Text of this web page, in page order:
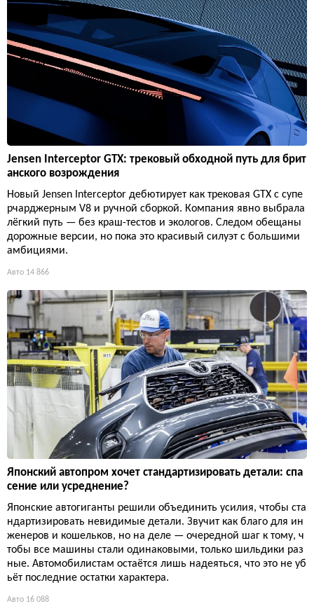
Jensen Interceptor GTX: трековый обходной путь для брит
анского возрождения
Новый Jensen Interceptor дебютирует как трековая GTX с супе
рчарджерным V8 и ручной сборкой. Компания явно выбрала
лёгкий путь — без краш-тестов и экологов. Следом обещаны
дорожные версии, но пока это красивый силуэт с большими
амбициями.
Авто 14 866
Японский автопром хочет стандартизировать детали: спа
сение или усреднение?
Японские автогиганты решили объединить усилия, чтобы ста
ндартизировать невидимые детали. Звучит как благо для ин
женеров и кошельков, но на деле — очередной шаг к тому, ч
тобы все машины стали одинаковыми, только шильдики раз
ные. Автомобилистам остаётся лишь надеяться, что это не уб
ьёт последние остатки характера.
Авто 16 088